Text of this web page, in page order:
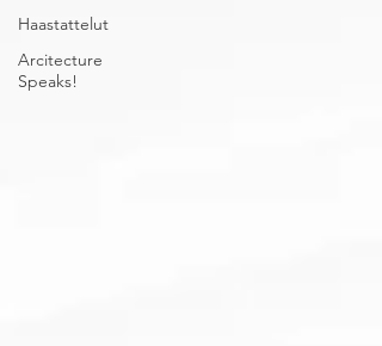
Haastattelut
Arcitecture
Speaks!